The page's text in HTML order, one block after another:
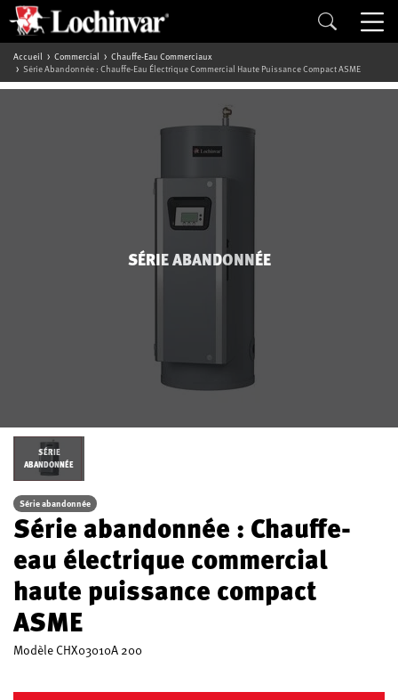
Accueil Commercial
Chauffe-Eau Commerciaux
Série Abandonnée : Chauffe-Eau Électrique Commercial Haute Puissance Compact ASME
SÉRIE ABANDONNÉE
SÉRIE
ABANDONNÉE
Série abandonnée
Série abandonnée : Chauffe-
eau électrique commercial
haute puissance compact
ASME
Modèle CHX03010A 200